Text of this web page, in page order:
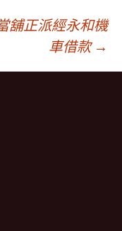
舖正派經永和機
車借款 →